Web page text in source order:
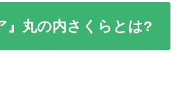
』丸の内さくらとは?